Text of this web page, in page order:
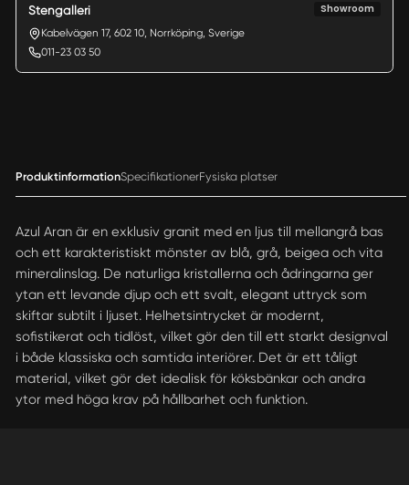
Stengalleri Showroom
Kabelvägen 17, 602 10, Norrköping, Sverige
011-23 03 50
ProduktinformationSpecifikationerFysiska platser
Azul Aran är en exklusiv granit med en ljus till mellangrå bas
och ett karakteristiskt mönster av blå, grå, beigea och vita
mineralinslag. De naturliga kristallerna och ådringarna ger
ytan ett levande djup och ett svalt, elegant uttryck som
skiftar subtilt i ljuset. Helhetsintrycket är modernt,
sofistikerat och tidlöst, vilket gör den till ett starkt designval
i både klassiska och samtida interiörer. Det är ett tåligt
material, vilket gör det idealisk för köksbänkar och andra
ytor med höga krav på hållbarhet och funktion.